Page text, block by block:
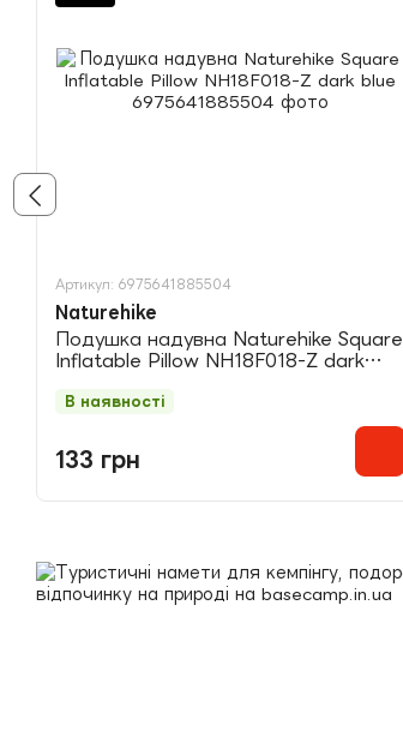
Артикул: 6975641885504
Naturehike
Подушка надувна Naturehike Square
Inflatable Pillow NH18F018-Z dark
133 грн
В наявності